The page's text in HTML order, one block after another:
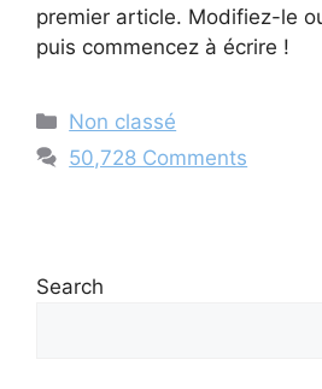
premier article. Modifiez-le
puis commencez à écrire !
Categories
Non classé
50,728 Comments
Search